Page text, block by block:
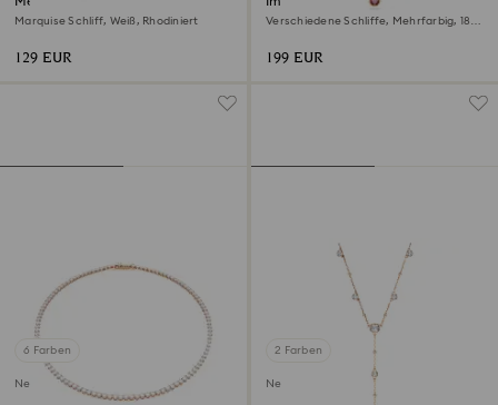
Marquise Schliff, Weiß, Rhodiniert
129 EUR
Verschiedene Schliffe, Mehrfarbig, 18K
199 EUR
6 Farben
Neu
2 Farben
Neu